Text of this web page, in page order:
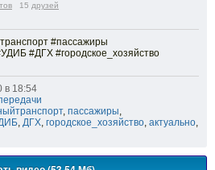
15 друзей
#пассажиры
#ДГХ #городское_хозяйство
в 18:54
, пассажиры,
, ДГХ, городское_хозяйство, актуально,